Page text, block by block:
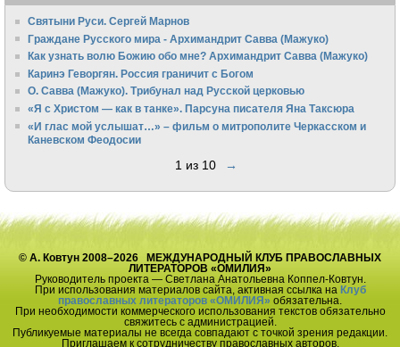
Святыни Руси. Сергей Марнов
Граждане Русского мира - Архимандрит Савва (Мажуко)
Как узнать волю Божию обо мне? Архимандрит Савва (Мажуко)
Каринэ Геворгян. Россия граничит с Богом
О. Савва (Мажуко). Трибунал над Русской церковью
«Я с Христом — как в танке». Парсуна писателя Яна Таксюра
«И глас мой услышат…» – фильм о митрополите Черкасском и
Каневском Феодосии
1 из 10 →
© А. Ковтун 2008–2026 МЕЖДУНАРОДНЫЙ КЛУБ ПРАВОСЛАВНЫХ
ЛИТЕРАТОРОВ «ОМИЛИЯ»
Руководитель проекта — Светлана Анатольевна Коппел-Ковтун.
При использования материалов сайта, активная ссылка на Клуб
православных литераторов «ОМИЛИЯ» обязательна.
При необходимости коммерческого использования текстов обязательно
свяжитесь с администрацией.
Публикуемые материалы не всегда совпадают с точкой зрения редакции.
Приглашаем к сотрудничеству православных авторов.